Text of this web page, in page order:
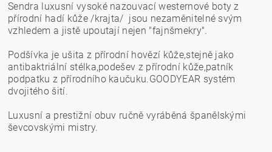
Sendra luxusní vysoké nazouvací westernové boty z
přírodní hadí kůže /krajta/ jsou nezaměnitelné svým
vzhledem a jistě upoutají nejen "fajnšmekry".
Podšívka je ušita z přírodní hovězí kůže,stejně jako
antibaktriální stélka,podešev z přírodní kůže,patník
podpatku z přírodního kaučuku.GOODYEAR systém
dvojitého šití.
Luxusní a prestižní obuv ručně vyráběná španělskými
ševcovskými mistry.